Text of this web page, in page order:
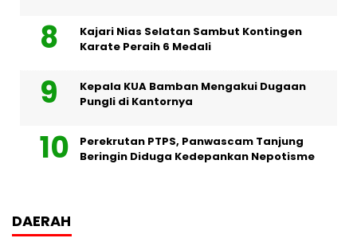
Kajari Nias Selatan Sambut Kontingen
Karate Peraih 6 Medali
Kepala KUA Bamban Mengakui Dugaan
Pungli di Kantornya
Perekrutan PTPS, Panwascam Tanjung
Beringin Diduga Kedepankan Nepotisme
DAERAH